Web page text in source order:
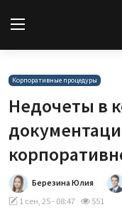
Вход
Новости
Статьи
Авторы
Корпоративные процедуры
Недочеты в
Березина Юлия
1 сен, 25 - 08:47
551